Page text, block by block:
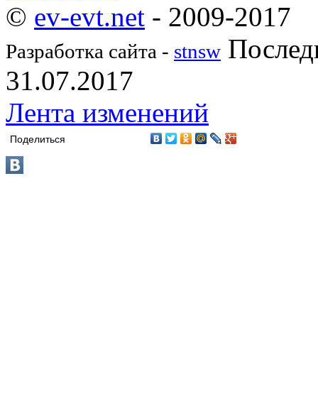
© ev-evt.net - 2009-2017
Разработка сайта - stnsw
31.07.2017
Лента изменений
Поделиться